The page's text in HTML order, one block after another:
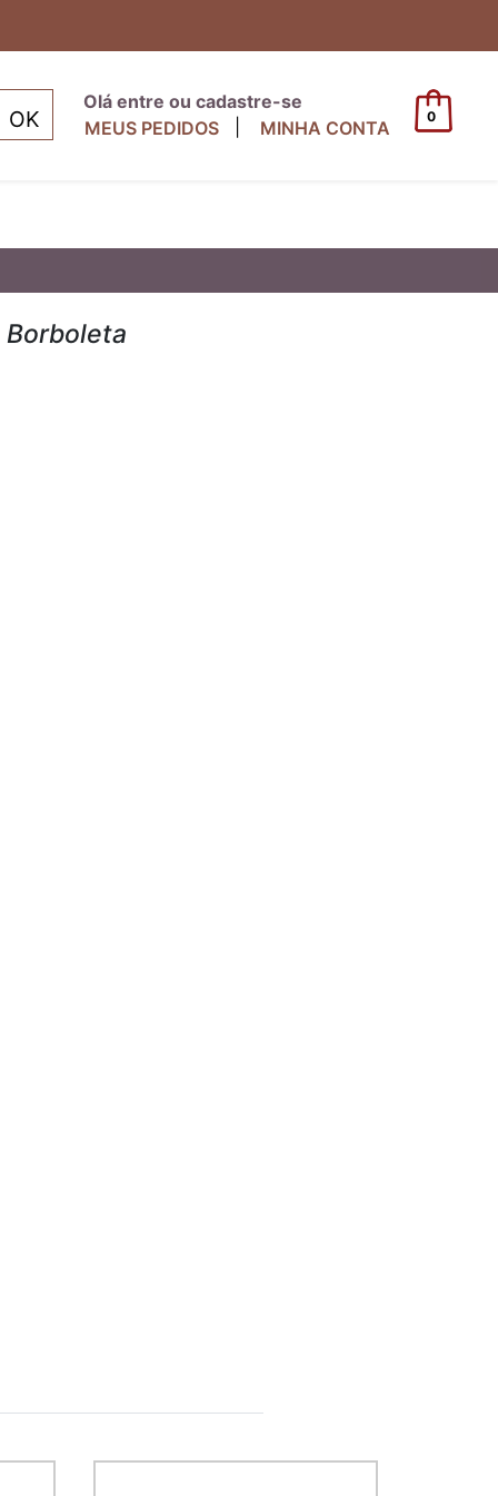
Olá entre ou cadastre-se
MEUS PEDIDOS
MINHA CONTA
0
Borboleta